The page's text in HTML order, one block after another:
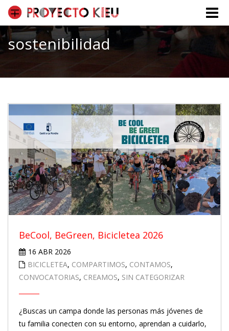
Toggle
sostenibilidad
BeCool, BeGreen, Bicicletea 2026
16 ABR 2026
BICICLETEA, COMPARTIMOS, CONTAMOS,
CONVOCATORIAS, CREAMOS, SIN CATEGORIZAR
¿Buscas un campa donde las personas más jóvenes de
tu familia conecten con su entorno, aprendan a cuidarlo,